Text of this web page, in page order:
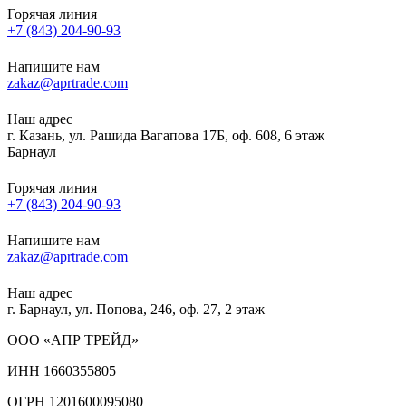
Горячая линия
+7 (843) 204-90-93
Напишите нам
zakaz@aprtrade.com
Наш адрес
г. Казань, ул. Рашида Вагапова 17Б, оф. 608, 6 этаж
Барнаул
Горячая линия
+7 (843) 204-90-93
Напишите нам
zakaz@aprtrade.com
Наш адрес
г. Барнаул, ул. Попова, 246, оф. 27, 2 этаж
ООО «АПР ТРЕЙД»
ИНН 1660355805
ОГРН 1201600095080